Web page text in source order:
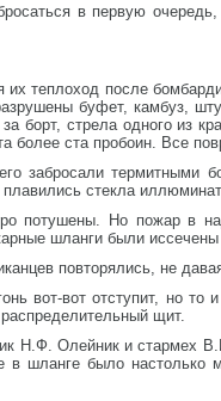
в первую
их теплоход после
буфет, камбуз,
борт, стрела одного из
более ста пробоин. Все
забросали термитными
стекла
потушены. Но пожар в
шланги были
повторялись, не
вот-вот отступит, но
щит.
Н.Ф. Олейник и стармех
в шланге было